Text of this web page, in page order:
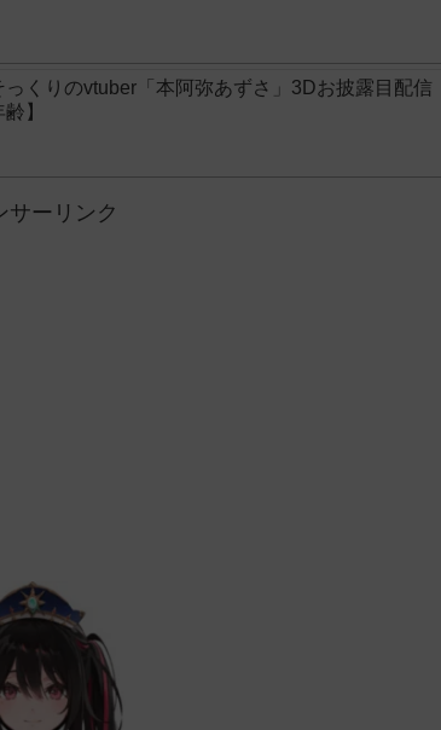
くりのvtuber「本阿弥あずさ」3Dお披露目配信
】
サーリンク